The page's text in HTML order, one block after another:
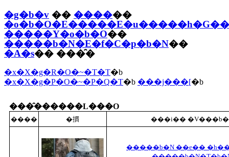
�g�b�v �� ������
�o�b�O�E�����E�u�����h�G��
�����Y�o�b�O��
�����b�N�E�f�C�p�b�N��
�A�s�� ���̑�
�x�X�g�R�O�~�T�T�b
�x�X�g�P�O�~�P�Q�T�b ���j���[�b
���̑������L���O
���� �摜 ���i��
�����b�N ��e��